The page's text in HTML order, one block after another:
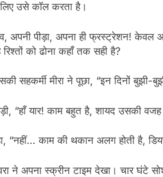
उसे कॉल करता है।
अपनी पीड़ा, अपना ही फ्रस्ट्रेशन! केवल
को ढोना कहाँ तक सही है?
सहकर्मी मीरा ने पूछा, “इन दिनों बुझी-
“हाँ यार! काम बहुत है, शायद उसकी
“नहीं… काम की थकान अलग होती है,
ने अपना स्क्रीन टाइम देखा। चार घंटे